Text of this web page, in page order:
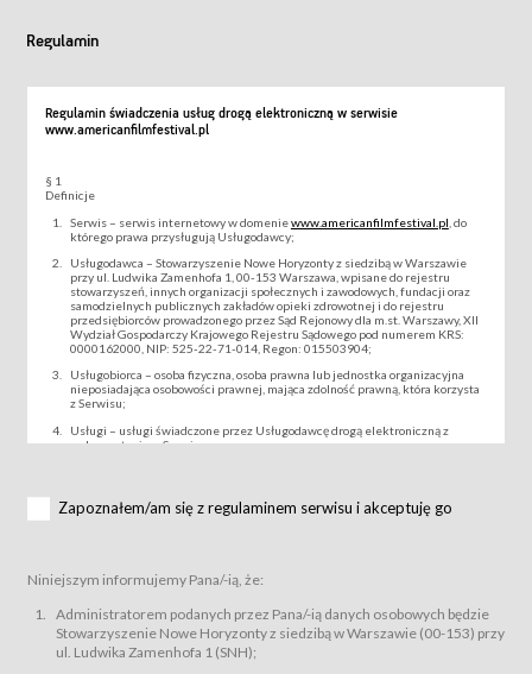
Regulamin
Regulamin świadczenia usług drogą elektroniczną w serwisie
www.americanfilmfestival.pl
§ 1
Definicje
Serwis – serwis internetowy w domeniewww.americanfilmfestival.pl , do
którego prawa przysługują Usługodawcy;
Usługodawca – Stowarzyszenie Nowe Horyzonty z siedzibą w Warszawie
przy ul. Ludwika Zamenhofa 1, 00-153 Warszawa, wpisane do rejestru
stowarzyszeń, innych organizacji społecznych i zawodowych, fundacji oraz
samodzielnych publicznych zakładów opieki zdrowotnej i do rejestru
przedsiębiorców prowadzonego przez Sąd Rejonowy dla m.st. Warszawy, XII
Wydział Gospodarczy Krajowego Rejestru Sądowego pod numerem KRS:
0000162000, NIP: 525-22-71-014, Regon: 015503904;
Usługobiorca – osoba fizyczna, osoba prawna lub jednostka organizacyjna
nieposiadająca osobowości prawnej, mająca zdolność prawną, która korzysta
z Serwisu;
Usługi – usługi świadczone przez Usługodawcę drogą elektroniczną z
wykorzystaniem Serwisu;
za pośrednictwem Serwisu;
podmiotom z branży mediów i filmowej (Akredytacje);
Bilety – wybrane dokumenty potwierdzające zawarcie umowy z
Usługodawcą i uprawniające do wzięcia udziału w Wydarzeniu,
przewidziane przez Usługodawcę dla danego Wydarzenia, tj. uprawniające
do uczestnictwa w wielu albo w pojedynczych seansach filmowych,
Zapoznałem/am się z regulaminem serwisu i akceptuję go
Niniejszym informujemy Pana/-ią, że:
Administratorem podanych przez Pana/-ią danych osobowych będzie
Stowarzyszenie Nowe Horyzonty z siedzibą w Warszawie (00-153) przy
ul. Ludwika Zamenhofa 1 (SNH);